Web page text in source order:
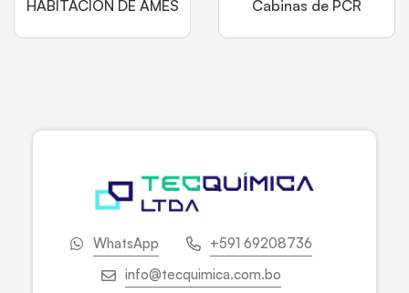
HABITACION DE AMES Cabinas de PCR
WhatsApp
+591 69208736
info@tecquimica.com.bo